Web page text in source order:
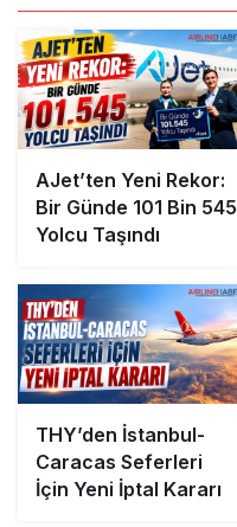
AJet’ten Yeni Rekor:
Bir Günde 101 Bin 545
Yolcu Taşındı
THY’den İstanbul-
Caracas Seferleri
İçin Yeni İptal Kararı